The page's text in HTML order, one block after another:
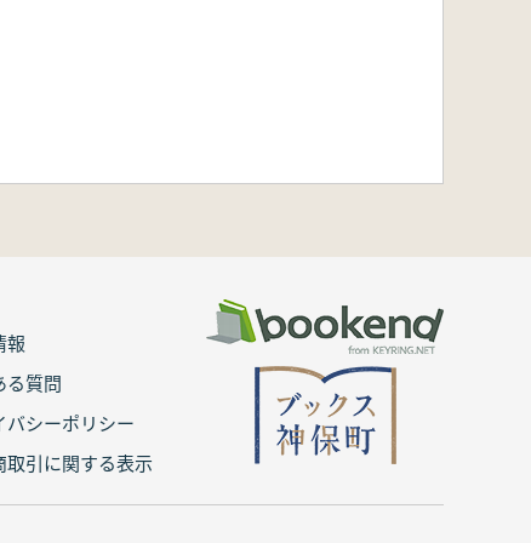
報
る質問
バシーポリシー
取引に関する表示